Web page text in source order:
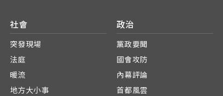
社會
突發現場
法庭
暖流
地方大小事
政治
黨政要聞
國會攻防
內幕評論
首都風雲